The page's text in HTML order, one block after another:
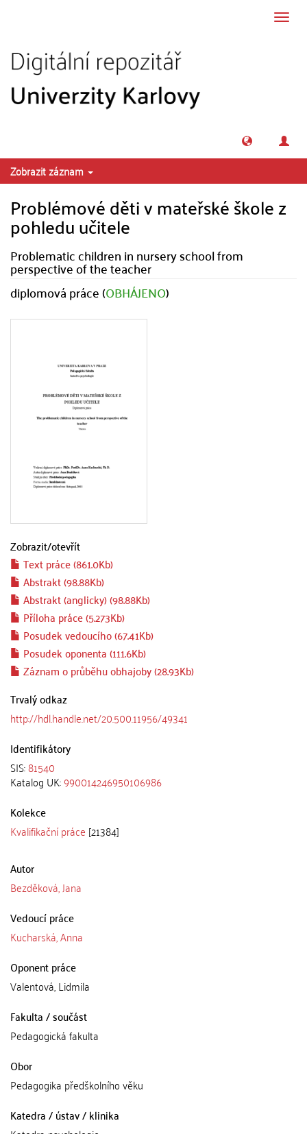
Zobrazit záznam
Problémové děti v mateřské škole z
pohledu učitele
Problematic children in nursery school from
perspective of the teacher
diplomová práce (OBHÁJENO)
Zobrazit/otevřít
Text práce (861.0Kb)
Abstrakt (98.88Kb)
Abstrakt (anglicky) (98.88Kb)
Příloha práce (5.273Kb)
Posudek vedoucího (67.41Kb)
Posudek oponenta (111.6Kb)
Záznam o průběhu obhajoby (28.93Kb)
Trvalý odkaz
http://hdl.handle.net/20.500.11956/49341
Identifikátory
SIS:81540
Katalog UK:990014246950106986
Kolekce
Kvalifikační práce [21384]
Autor
Bezděková, Jana
Vedoucí práce
Kucharská, Anna
Oponent práce
Valentová, Lidmila
Fakulta / součást
Pedagogická fakulta
Obor
Pedagogika předškolního věku
Katedra / ústav / klinika